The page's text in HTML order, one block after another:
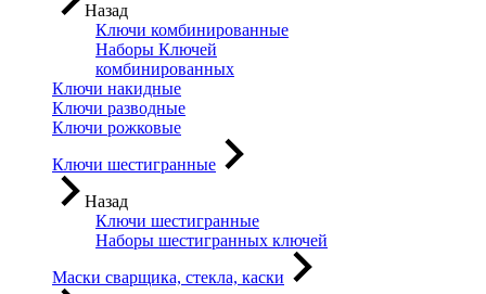
Назад
Ключи комбинированные
Наборы Ключей
комбинированных
Ключи накидные
Ключи разводные
Ключи рожковые
Ключи шестигранные
Назад
Ключи шестигранные
Наборы шестигранных ключей
Маски сварщика, стекла, каски